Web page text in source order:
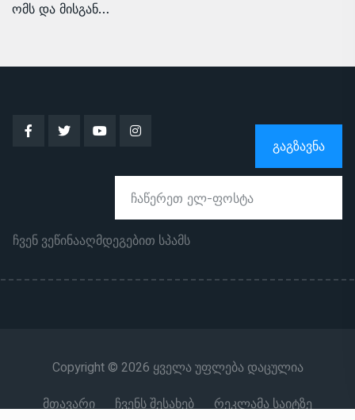
ომს და მისგან…
ᲒᲐᲒᲖᲐᲕᲜᲐ
ჩვენ ვეწინააღმდეგებით სპამს
Copyright © 2026 ყველა უფლება დაცულია
მთავარი
ჩვენს შესახებ
რეკლამა საიტზე